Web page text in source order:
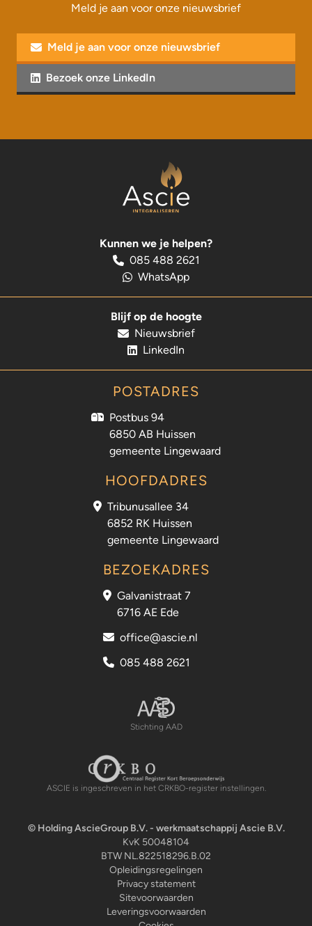
Meld je aan voor onze nieuwsbrief
Meld je aan voor onze nieuwsbrief
Bezoek onze LinkedIn
Blijf op de hoogte
Nieuwsbrief
LinkedIn
Kunnen we je helpen?
085 488 2621
WhatsApp
POSTADRES
Postbus 94
6850 AB Huissen
gemeente Lingewaard
HOOFDADRES
Tribunusallee 34
6852 RK Huissen
gemeente Lingewaard
BEZOEKADRES
Galvanistraat 7
6716 AE Ede
office@ascie.nl
085 488 2621
Stichting AAD
Stichting AAD
Centraal Register Kort Beroepsonderwijs
ASCIE is ingeschreven in het CRKBO-register instellingen.
© Holding AscieGroup B.V. - werkmaatschappij Ascie B.V.
KvK 50048104
BTW NL.822518296.B.02
Opleidingsregelingen
Privacy statement
Sitevoorwaarden
Leveringsvoorwaarden